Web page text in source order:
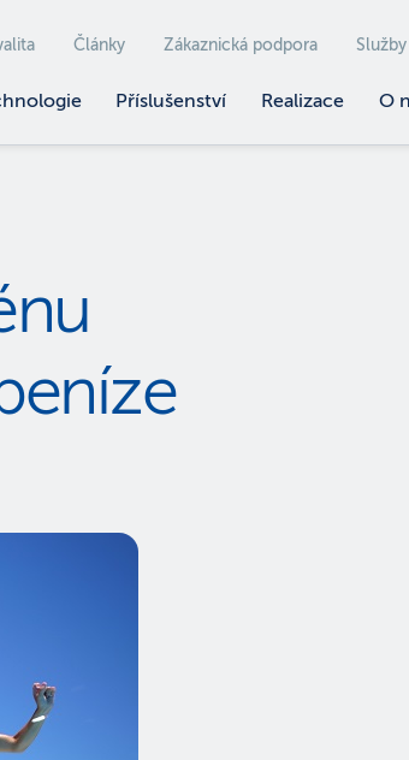
Články Zákaznická podpora Služby
Příslušenství Realizace O